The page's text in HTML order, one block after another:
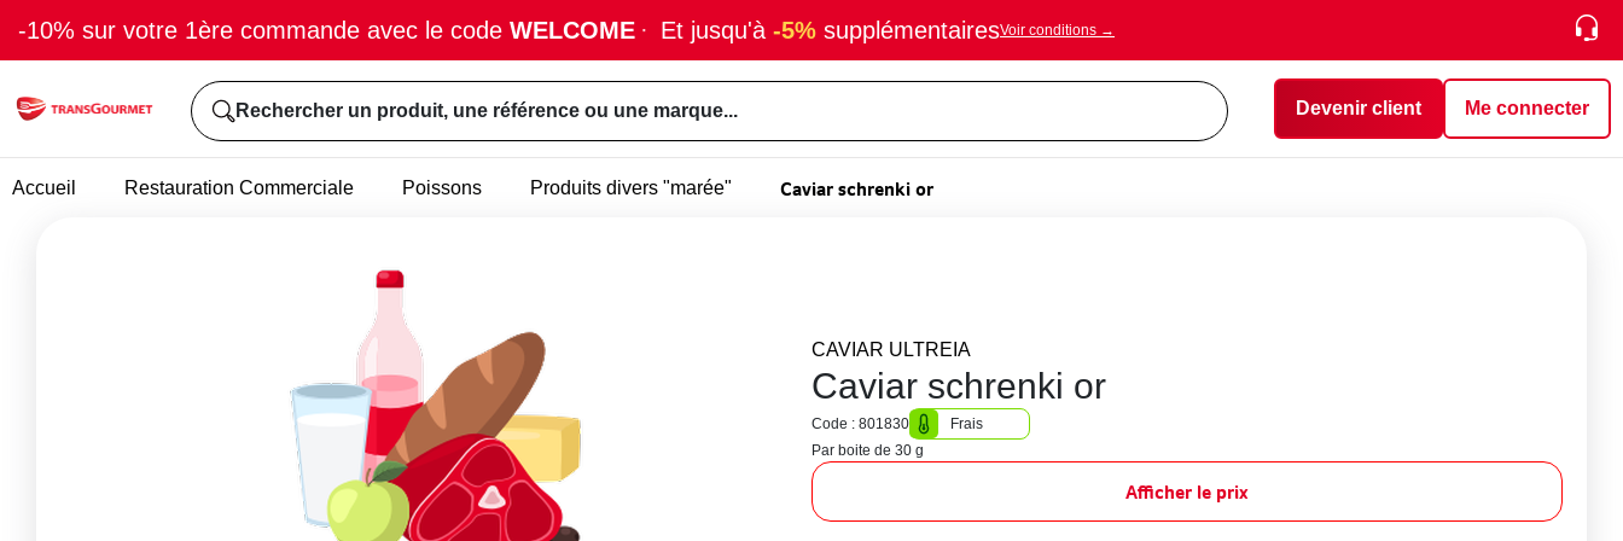
-10% sur votre 1ère commande avec le code WELCOME · Et jusqu'à -5% supplémentairesVoir conditions →
Rechercher un produit, une référence ou une marque... Devenir client Me connecter
Accueil Restauration Commerciale Poissons Produits divers "marée" Caviar schrenki or
CAVIAR ULTREIA
Caviar schrenki or
Code : 801830
Frais
Par boite de 30 g
Afficher le prix